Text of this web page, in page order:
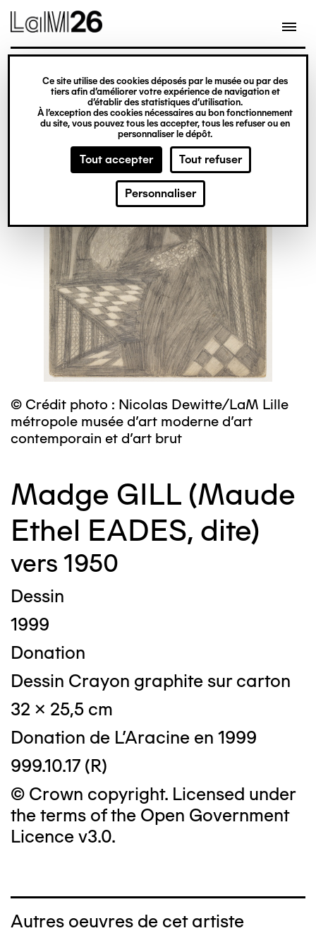
Gestion des cookies
Ce site utilise des cookies déposés par le musée ou par des
tiers afin d’améliorer votre expérience de navigation et
d’établir des statistiques d’utilisation.
À l’exception des cookies nécessaires au bon fonctionnement
du site, vous pouvez tous les accepter, tous les refuser ou en
personnaliser le dépôt.
Tout accepter Tout refuser
Personnaliser
contenu
© Crédit photo : Nicolas Dewitte/LaM Lille
métropole musée d’art moderne d’art
contemporain et d’art brut
Madge GILL (Maude
Ethel EADES, dite)
vers 1950
Dessin
1999
Donation
Dessin Crayon graphite sur carton
32 x 25,5 cm
Donation de L'Aracine en 1999
999.10.17 (R)
© Crown copyright. Licensed under
the terms of the Open Government
Licence v3.0.
Autres oeuvres de cet artiste